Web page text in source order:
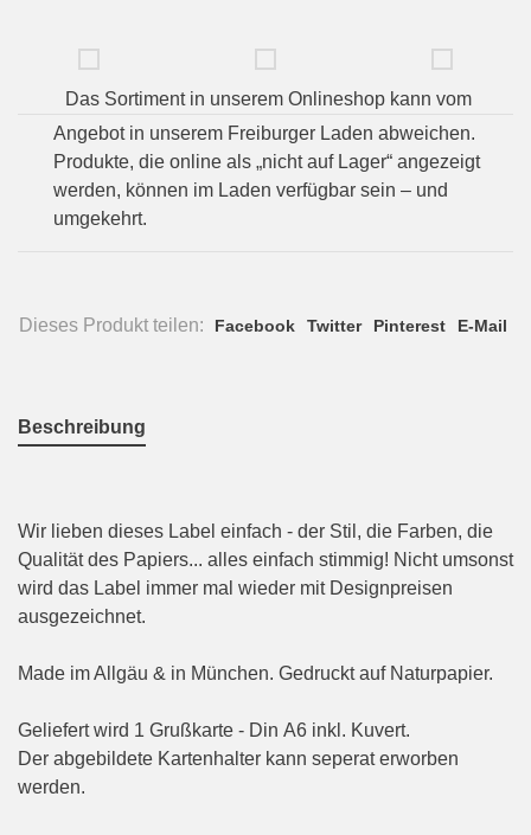
Das Sortiment in unserem Onlineshop kann vom
Angebot in unserem Freiburger Laden abweichen.
Produkte, die online als „nicht auf Lager“ angezeigt
werden, können im Laden verfügbar sein – und
umgekehrt.
Dieses Produkt teilen: Facebook Twitter Pinterest E-Mail
Beschreibung
Wir lieben dieses Label einfach - der Stil, die Farben, die
Qualität des Papiers... alles einfach stimmig! Nicht umsonst
wird das Label immer mal wieder mit Designpreisen
ausgezeichnet.
Made im Allgäu & in München. Gedruckt auf Naturpapier.
Geliefert wird 1 Grußkarte - Din A6 inkl. Kuvert.
Der abgebildete Kartenhalter kann seperat erworben
werden.